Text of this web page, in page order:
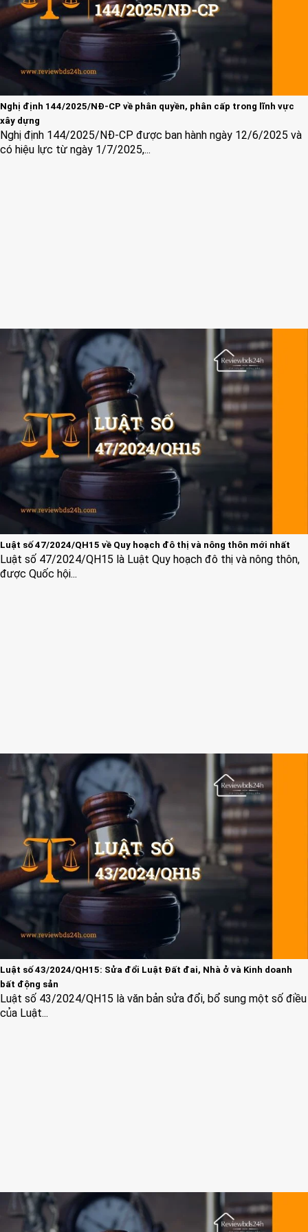
Nghị định 144/2025/NĐ-CP về phân quyền, phân cấp trong lĩnh vực
xây dựng
Nghị định 144/2025/NĐ-CP được ban hành ngày 12/6/2025 và
có hiệu lực từ ngày 1/7/2025,...
Luật số 47/2024/QH15 về Quy hoạch đô thị và nông thôn mới nhất
Luật số 47/2024/QH15 là Luật Quy hoạch đô thị và nông thôn,
được Quốc hội...
Luật số 43/2024/QH15: Sửa đổi Luật Đất đai, Nhà ở và Kinh doanh
bất động sản
Luật số 43/2024/QH15 là văn bản sửa đổi, bổ sung một số điều
của Luật...